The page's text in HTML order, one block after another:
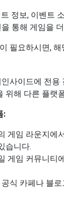
정보, 이벤트
통해 게임을
필요하시면,
사이드에 전용
위해 다른 플랫
:
게임 라운지에
습니다.
게임 커뮤니티
식 카페나 블